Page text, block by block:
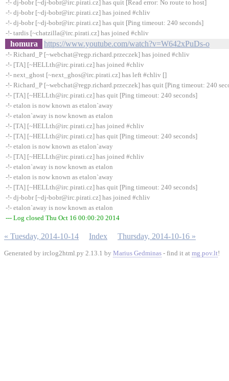
-!- dj-bobr [~dj-bobr@irc.pirati.cz] has quit [Read error: No route to host]
-!- dj-bobr [~dj-bobr@irc.pirati.cz] has joined #chliv
-!- dj-bobr [~dj-bobr@irc.pirati.cz] has quit [Ping timeout: 240 seconds]
-!- tardis [~chatzilla@irc.pirati.cz] has joined #chliv
homura https://www.youtube.com/watch?v=W642xPuDs-o
-!- Richard_P [~webchat@regp.richard.przeczek] has joined #chliv
-!- [TA] [~HELLth@irc.pirati.cz] has joined #chliv
-!- next_ghost [~next_ghos@irc.pirati.cz] has left #chliv []
-!- Richard_P [~webchat@regp.richard.przeczek] has quit [Ping timeout: 240
-!- [TA] [~HELLth@irc.pirati.cz] has quit [Ping timeout: 240 seconds]
-!- etalon is now known as etalon`away
-!- etalon`away is now known as etalon
-!- [TA] [~HELLth@irc.pirati.cz] has joined #chliv
-!- [TA] [~HELLth@irc.pirati.cz] has quit [Ping timeout: 240 seconds]
-!- etalon is now known as etalon`away
-!- [TA] [~HELLth@irc.pirati.cz] has joined #chliv
-!- etalon`away is now known as etalon
-!- etalon is now known as etalon`away
-!- [TA] [~HELLth@irc.pirati.cz] has quit [Ping timeout: 240 seconds]
-!- dj-bobr [~dj-bobr@irc.pirati.cz] has joined #chliv
-!- etalon`away is now known as etalon
--- Log closed Thu Oct 16 00:00:20 2014
« Tuesday, 2014-10-14 Index Thursday, 2014-10-16 »
Generated by irclog2html.py 2.13.1 by Marius Gedminas - find it at mg.pov.lt!